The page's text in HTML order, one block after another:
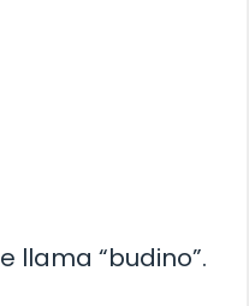
llama “budino”.